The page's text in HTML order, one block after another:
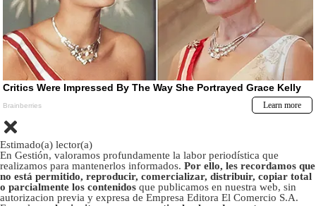
Estimado(a) lector(a)
En Gestión, valoramos profundamente la labor periodística que
realizamos para mantenerlos informados. Por ello, les recordamos que
no está permitido, reproducir, comercializar, distribuir, copiar total
o parcialmente los contenidos que publicamos en nuestra web, sin
autorizacion previa y expresa de Empresa Editora El Comercio S.A.